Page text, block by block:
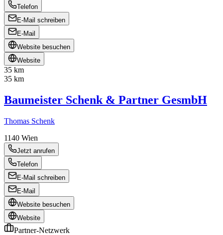
Telefon
E-Mail schreiben
E-Mail
Website besuchen
Website
35 km
35 km
Baumeister Schenk & Partner GesmbH
Thomas Schenk
1140 Wien
Jetzt anrufen
Telefon
E-Mail schreiben
E-Mail
Website besuchen
Website
Partner-Netzwerk